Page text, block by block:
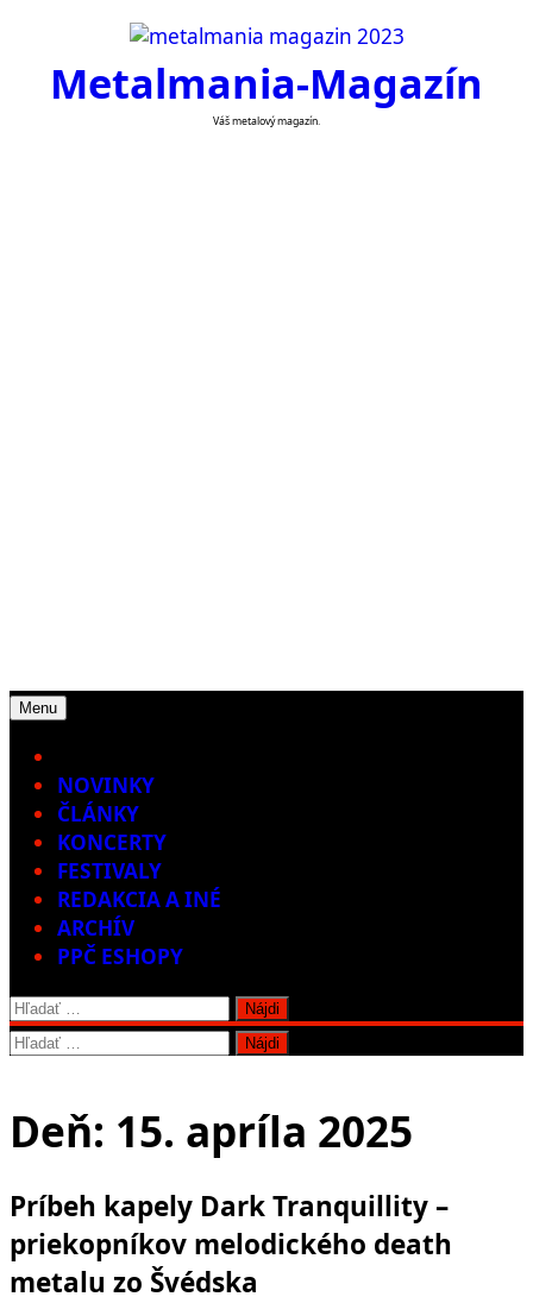
contentMetalmania-Magazín
Váš metalový magazín.
Menu
NOVINKY
ČLÁNKY
KONCERTY
FESTIVALY
REDAKCIA A INÉ
ARCHÍV
PPČ ESHOPY
Hľadať:
Hľadať:
Deň: 15. apríla 2025
Príbeh kapely Dark Tranquillity –
priekopníkov melodického death
metalu zo Švédska